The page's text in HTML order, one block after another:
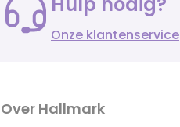
Onze klantenservice
Over Hallmark